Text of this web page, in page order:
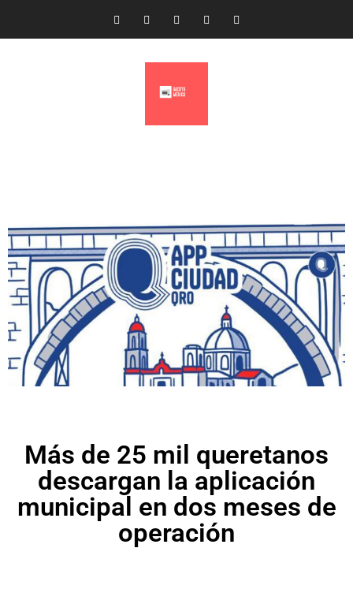
Más de 25 mil queretanos
descargan la aplicación
municipal en dos meses de
operación